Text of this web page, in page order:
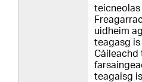
uidheim
teagasg is
Càileachd
teagaisg